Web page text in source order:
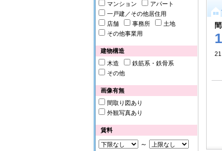
マンション
アパート
一戸建／その他居住用
店舗
事務所
土地
その他事業用
建物構造
木造
鉄筋系・鉄骨系
その他
画像有無
間取り図あり
外観写真あり
賃料
～